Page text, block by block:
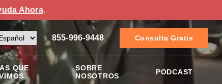
Ahora.
855-996-9448 Consulta Gratis
QUE
SOBRE
NOSOTROS
PODCAST